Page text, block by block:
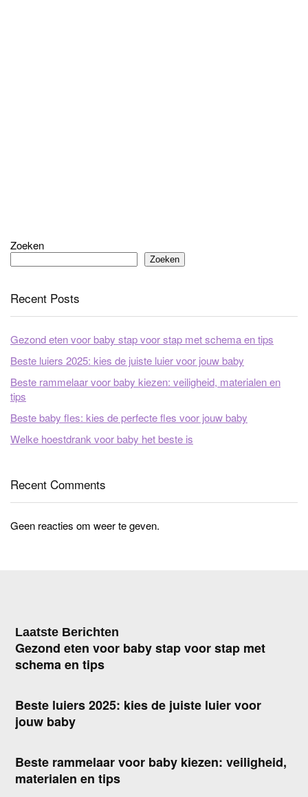
Zoeken
Zoeken
Recent Posts
Gezond eten voor baby stap voor stap met schema en tips
Beste luiers 2025: kies de juiste luier voor jouw baby
Beste rammelaar voor baby kiezen: veiligheid, materialen en
tips
Beste baby fles: kies de perfecte fles voor jouw baby
Welke hoestdrank voor baby het beste is
Recent Comments
Geen reacties om weer te geven.
Laatste Berichten
Gezond eten voor baby stap voor stap met
schema en tips
Beste luiers 2025: kies de juiste luier voor
jouw baby
Beste rammelaar voor baby kiezen: veiligheid,
materialen en tips